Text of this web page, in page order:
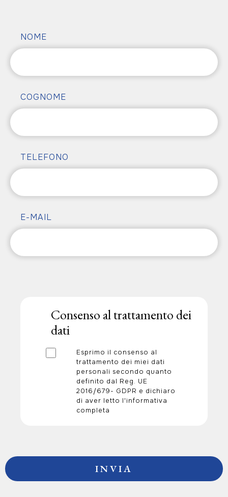
NOME
COGNOME
TELEFONO
E-MAIL
Consenso al trattamento dei
dati
Esprimo il consenso al
trattamento dei miei dati
personali secondo quanto
definito dal Reg. UE
2016/679- GDPR e dichiaro
di aver letto l'informativa
completa